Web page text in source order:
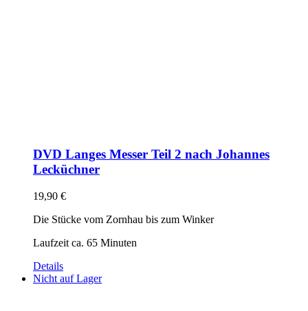
DVD Langes Messer Teil 2 nach Johannes
Lecküchner
19,90 €
Die Stücke vom Zornhau bis zum Winker
Laufzeit ca. 65 Minuten
Details
Nicht auf Lager